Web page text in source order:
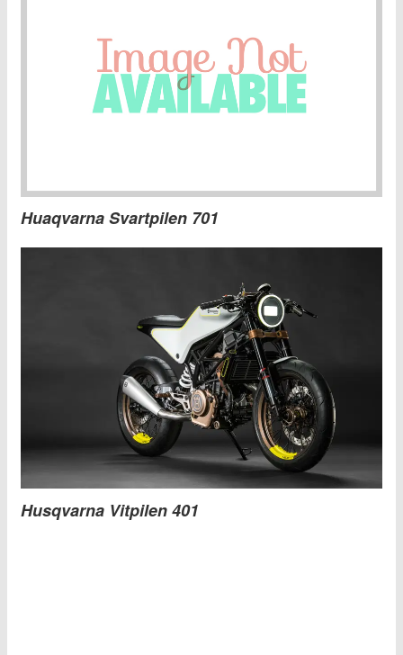
Huaqvarna Svartpilen 701
Husqvarna Vitpilen 401